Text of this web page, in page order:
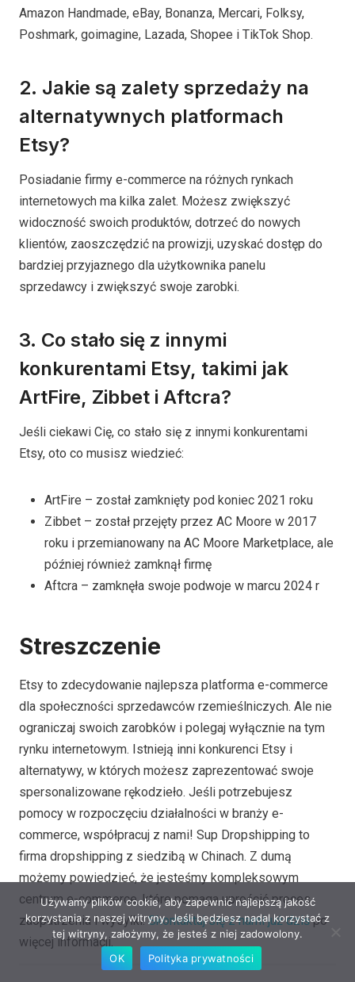
Amazon Handmade, eBay, Bonanza, Mercari, Folksy,
Poshmark, goimagine, Lazada, Shopee i TikTok Shop.
2. Jakie są zalety sprzedaży na
alternatywnych platformach
Etsy?
Posiadanie firmy e-commerce na różnych rynkach
internetowych ma kilka zalet. Możesz zwiększyć
widoczność swoich produktów, dotrzeć do nowych
klientów, zaoszczędzić na prowizji, uzyskać dostęp do
bardziej przyjaznego dla użytkownika panelu
sprzedawcy i zwiększyć swoje zarobki.
3. Co stało się z innymi
konkurentami Etsy, takimi jak
ArtFire, Zibbet i Aftcra?
Jeśli ciekawi Cię, co stało się z innymi konkurentami
Etsy, oto co musisz wiedzieć:
ArtFire – został zamknięty pod koniec 2021 roku
Zibbet – został przejęty przez AC Moore w 2017
roku i przemianowany na AC Moore Marketplace, ale
później również zamknął firmę
Aftcra – zamknęła swoje podwoje w marcu 2024 r
Streszczenie
Etsy to zdecydowanie najlepsza platforma e-commerce
dla społeczności sprzedawców rzemieślniczych. Ale nie
ograniczaj swoich zarobków i polegaj wyłącznie na tym
rynku internetowym. Istnieją inni konkurenci Etsy i
alternatywy, w których możesz zaprezentować swoje
spersonalizowane rękodzieło. Jeśli potrzebujesz
pomocy w rozpoczęciu działalności w branży e-
commerce, współpracuj z nami! Sup Dropshipping to
firma dropshipping z siedzibą w Chinach. Z dumą
możemy powiedzieć, że jesteśmy kompleksowym
centrum e-commerce, które pomaga uprościć proces
zaopatrzenia i wysyłki.Skontaktuj się z nami już dziśpo
więcej informacji.
Używamy plików cookie, aby zapewnić najlepszą jakość
korzystania z naszej witryny. Jeśli będziesz nadal korzystać z
tej witryny, założymy, że jesteś z niej zadowolony.
OK
Polityka prywatności